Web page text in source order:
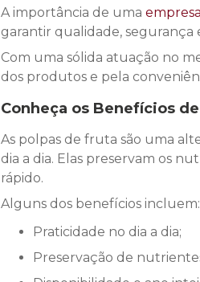
A importância de uma
garantir qualidade,
Com uma sólida atuação no
dos produtos e pela
Conheça os Benefícios
As polpas de fruta são uma
dia a dia. Elas preservam os
rápido.
Alguns dos benefícios incluem:
Praticidade no dia a dia;
Preservação de